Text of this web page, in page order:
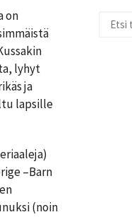
on
lyhyt
ja
lapsille
–Barn
(noin